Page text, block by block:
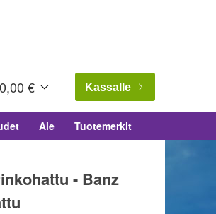
0,00 € Kassalle
Ale Tuotemerkit
- Banz